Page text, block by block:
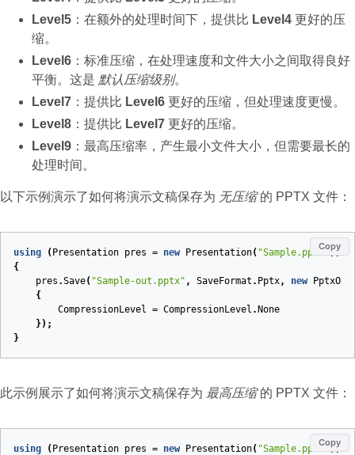
Level5 ：在额外的处理时间下，提供比 Level4 更好的压
缩。
Level6 ：标准压缩，在处理速度和文件大小之间取得良好
平衡。这是 默认压缩级别。
Level7 ：提供比 Level6 更好的压缩，但处理速度更慢。
Level8 ：提供比 Level7 更好的压缩。
Level9 ：最高压缩率，产生最小文件大小，但需要最长的
处理时间。
以下示例演示了如何将演示文稿保存为 无压缩的 PPTX 文件：
Copy
using ( Presentation pres = new Presentation( "Sample.pptx"))
{
pres .Save( "Sample-out.pptx" , SaveFormat . Pptx, new
{
CompressionLevel = CompressionLevel . None
});
}
此示例展示了如何将演示文稿保存为 最高压缩的 PPTX 文件：
Copy
using ( Presentation pres = new Presentation( "Sample.pptx"))